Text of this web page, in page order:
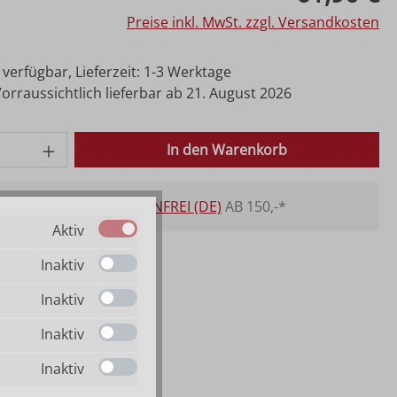
Preise inkl. MwSt. zzgl. Versandkosten
Lieferzeit: 1-3 Werktage
lieferbar ab 21. August 2026
Anzahl: Gib den gewünschten Wert
In den Warenkorb
VERSANDKOSTENFREI (DE) AB 150,-*
Aktiv
Inaktiv
Inaktiv
Inaktiv
Inaktiv